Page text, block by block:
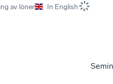
av löner In English